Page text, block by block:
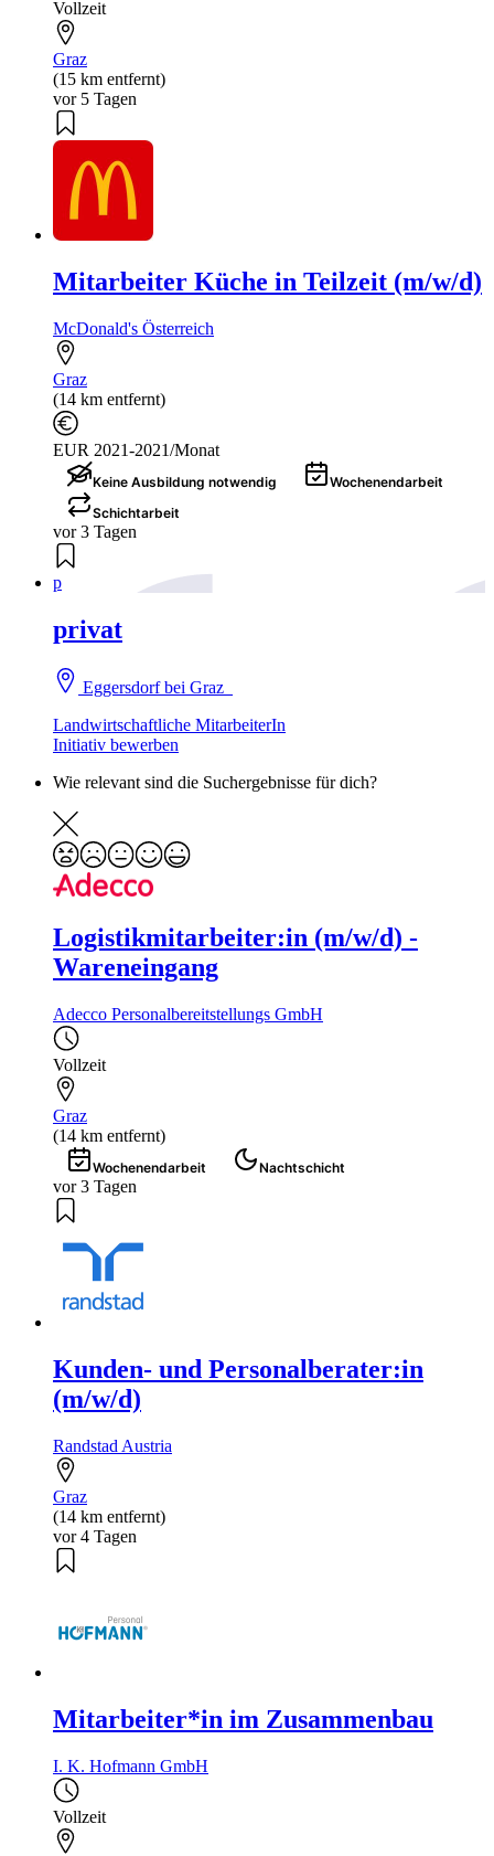
Vollzeit
Graz
(15 km entfernt)
vor 5 Tagen
Mitarbeiter Küche in Teilzeit (m/w/d)
McDonald's Österreich
Graz
(14 km entfernt)
EUR 2021-2021/Monat
Keine Ausbildung notwendig
Wochenendarbeit
Schichtarbeit
vor 3 Tagen
p
privat
Eggersdorf bei Graz
Landwirtschaftliche MitarbeiterIn
Initiativ bewerben
Wie relevant sind die Suchergebnisse für dich?
Logistikmitarbeiter:in (m/w/d) -
Wareneingang
Adecco Personalbereitstellungs GmbH
Vollzeit
Graz
(14 km entfernt)
Wochenendarbeit Nachtschicht
vor 3 Tagen
Kunden- und Personalberater:in
(m/w/d)
Randstad Austria
Graz
(14 km entfernt)
vor 4 Tagen
Mitarbeiter*in im Zusammenbau
I. K. Hofmann GmbH
Vollzeit